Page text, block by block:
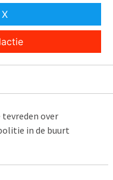
tevreden over
in de buurt